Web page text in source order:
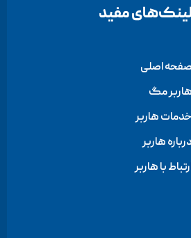
لینک‌های مفید
صفحه اصلی
هاربر مگ
خدمات هاربر
هاربر
با هاربر